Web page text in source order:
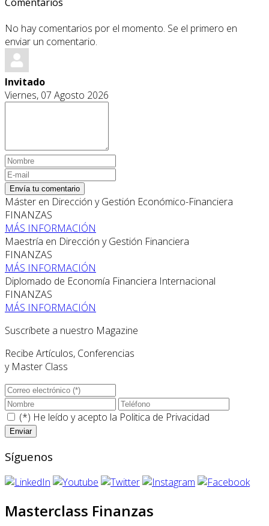
No hay comentarios por el momento. Se el primero en
enviar un comentario.
Invitado
Viernes, 07 Agosto 2026
Envía tu comentario
Máster en Dirección y Gestión Económico-Financiera
FINANZAS
MÁS INFORMACIÓN
Maestría en Dirección y Gestión Financiera
FINANZAS
MÁS INFORMACIÓN
Diplomado de Economía Financiera Internacional
FINANZAS
MÁS INFORMACIÓN
Suscríbete a nuestro Magazine
Recibe Artículos, Conferencias
y Master Class
(*) He leído y acepto la Politica de Privacidad
Síguenos
Masterclass Finanzas